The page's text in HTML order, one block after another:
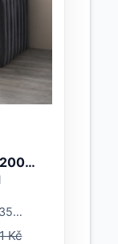
Kč